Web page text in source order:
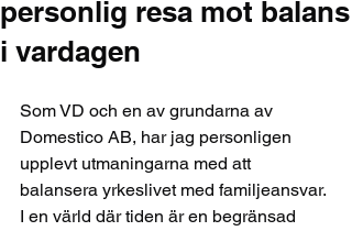
personlig resa mot balans
i vardagen
Som VD och en av grundarna av
Domestico AB, har jag personligen
upplevt utmaningarna med att
balansera yrkeslivet med familjeansvar.
I en värld där tiden är en begränsad